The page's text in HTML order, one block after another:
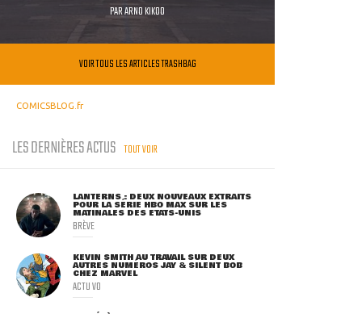
PARARNO KIKOO
VOIR TOUS LES ARTICLES TRASHBAG
COMICSBLOG.fr
LES DERNIÈRES ACTUS TOUT VOIR
LANTERNS : DEUX NOUVEAUX EXTRAITS
POUR LA SÉRIE HBO MAX SUR LES
MATINALES DES ETATS-UNIS
BRÈVE
KEVIN SMITH AU TRAVAIL SUR DEUX
AUTRES NUMÉROS JAY & SILENT BOB
CHEZ MARVEL
ACTU VO